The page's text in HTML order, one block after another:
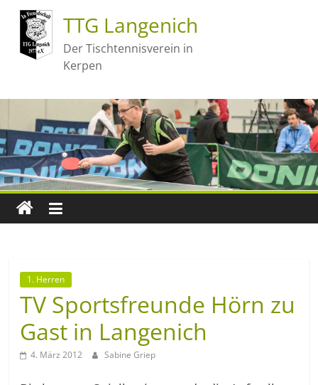
TTG Langenich
Der Tischtennisverein in
Kerpen
1. Herren
TV Sportsfreunde Hörn zu
Gast in Langenich
4. März 2012 Sabine Griep